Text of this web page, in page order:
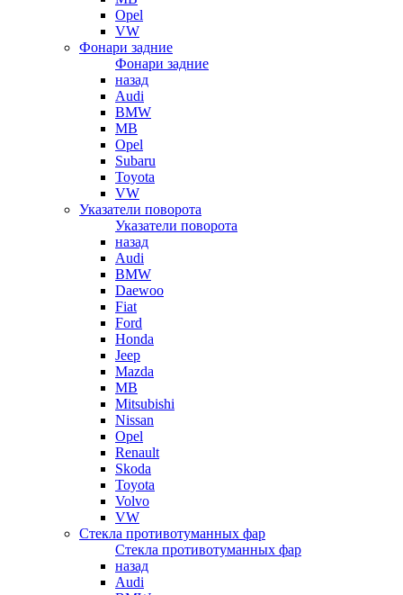
Opel
VW
Фонари задние
Фонари задние
назад
Audi
BMW
MB
Opel
Subaru
Toyota
VW
Указатели поворота
Указатели поворота
назад
Audi
BMW
Daewoo
Fiat
Ford
Honda
Jeep
Mazda
MB
Mitsubishi
Nissan
Opel
Renault
Skoda
Toyota
Volvo
VW
Стекла противотуманных фар
Стекла противотуманных фар
назад
Audi